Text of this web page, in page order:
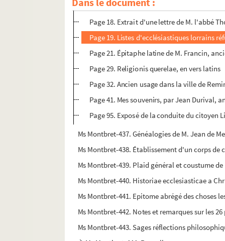
Page 17. Épitaphe du roi Stanislas, à N. D.
Page 18. Extrait d'une lettre de M. l'abbé
Page 19. Listes d'ecclésiastiques lorrains
Page 21. Épitaphe latine de M. Francin,
Page 29. Religionis querelae, en vers latins
Page 32. Ancien usage dans la ville de
Page 41. Mes souvenirs, par Jean Durival,
Page 95. Exposé de la conduite du
Ms Montbret-437. Généalogies de M. Jean de
Ms Montbret-438. Établissement d'un corps
Ms Montbret-439. Plaid général et coustume
Ms Montbret-440. Historiae ecclesiasticae a
Ms Montbret-441. Epitome abrégé des choses
Ms Montbret-442. Notes et remarques sur les
Ms Montbret-443. Sages réflections